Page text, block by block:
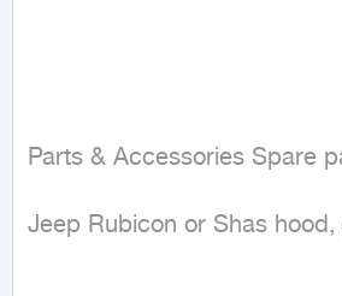
Parts & Accessories Spare
Jeep Rubicon or Shas